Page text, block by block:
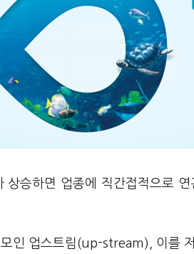
상승하면 업종에 직간접적으로
인 업스트림(up-stream), 이를